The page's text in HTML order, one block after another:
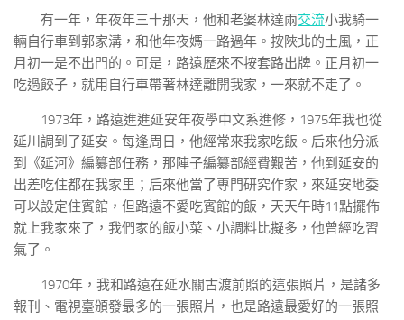
有一年，年夜年三十那天，他和老婆林達兩交流小我騎一
輛自行車到郭家溝，和他年夜媽一路過年。按陜北的土風，正
月初一是不出門的。可是，路遠歷來不按套路出牌。正月初一
吃過餃子，就用自行車帶著林達離開我家，一來就不走了。
1973年，路遠進進延安年夜學中文系進修，1975年我也從
延川調到了延安。每逢周日，他經常來我家吃飯。后來他分派
到《延河》編纂部任務，那陣子編纂部經費艱苦，他到延安的
出差吃住都在我家里；后來他當了專門研究作家，來延安地委
可以設定住賓館，但路遠不愛吃賓館的飯，天天午時11點擺佈
就上我家來了，我們家的飯小菜、小調料比擬多，他曾經吃習
氣了。
1970年，我和路遠在延水關古渡前照的這張照片，是諸多
報刊、電視臺頒發最多的一張照片，也是路遠最愛好的一張照